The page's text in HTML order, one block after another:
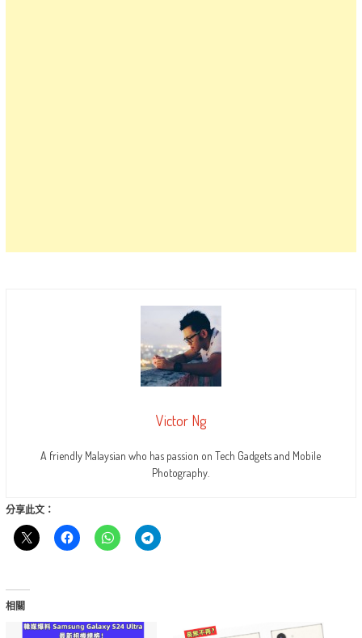
Victor Ng
A friendly Malaysian who has passion on Tech Gadgets and Mobile
Photography.
分享此文：
相關